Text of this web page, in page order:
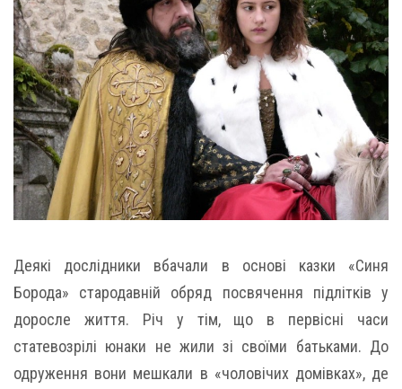
Деякі дослідники вбачали в основі казки «Синя
Борода» стародавній обряд посвячення підлітків у
доросле життя. Річ у тім, що в первісні часи
статевозрілі юнаки не жили зі своїми батьками. До
одруження вони мешкали в «чоловічих домівках», де